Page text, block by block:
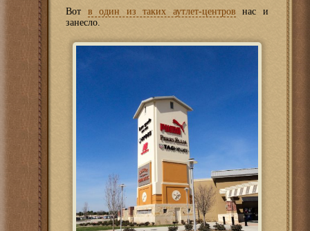
Вот в один из таких аутлет-центров нас и
занесло.